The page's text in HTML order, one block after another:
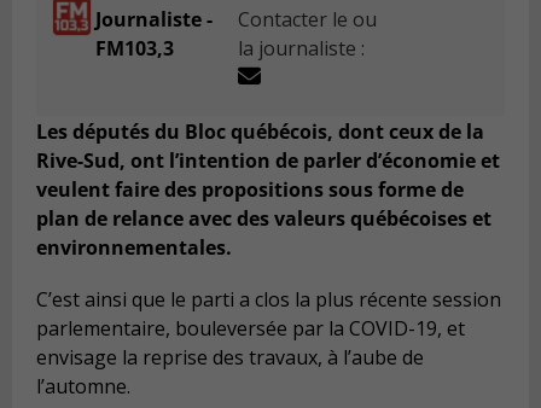
Journaliste -
FM103,3
Contacter le ou
la journaliste :
Les députés du Bloc québécois, dont ceux de la
Rive-Sud, ont l’intention de parler d’économie et
veulent faire des propositions sous forme de
plan de relance avec des valeurs québécoises et
environnementales.
C’est ainsi que le parti a clos la plus récente session
parlementaire, bouleversée par la COVID-19, et
envisage la reprise des travaux, à l’aube de
l’automne.